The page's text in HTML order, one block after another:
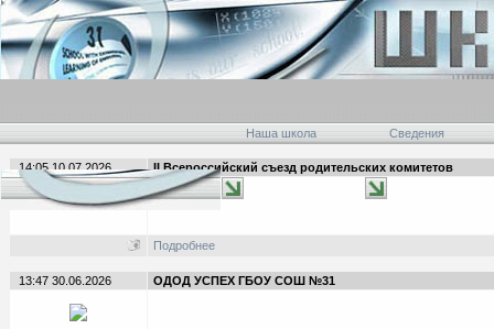
Наша школа Сведения
14:05 10.07.2026 II Всероссийский съезд родительских комитетов
Подробнее
13:47 30.06.2026 ОДОД УСПЕХ ГБОУ СОШ №31